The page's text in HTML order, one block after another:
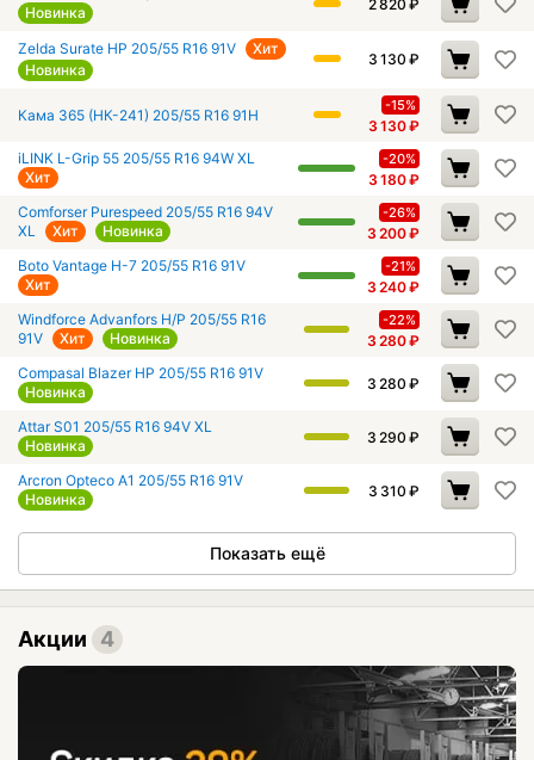
Новинка
2 820 ₽
Zelda Surate HP 205/55 R16 91V
Хит
Новинка
3 130 ₽
Кама 365 (НК-241) 205/55 R16 91H
-15%
3 130₽
iLINK L-Grip 55 205/55 R16 94W XL
Хит
-20%
3 180₽
Comforser Purespeed 205/55 R16 94V
XL
Хит Новинка
-26%
3 200₽
Boto Vantage H-7 205/55 R16 91V
Хит
-21%
3 240₽
Windforce Advanfors H/P 205/55 R16
91V
Хит Новинка
-22%
3 280₽
Compasal Blazer HP 205/55 R16 91V
Новинка
3 280 ₽
Attar S01 205/55 R16 94V XL
Новинка
3 290 ₽
Arcron Opteco A1 205/55 R16 91V
Новинка
3 310 ₽
Показать ещё
Акции 4